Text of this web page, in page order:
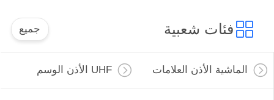
فئات شعبية جميع
الماشية الأذن العلامات UHF الأذن الوسم